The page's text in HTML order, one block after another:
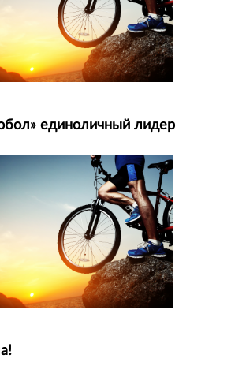
единоличный лидер